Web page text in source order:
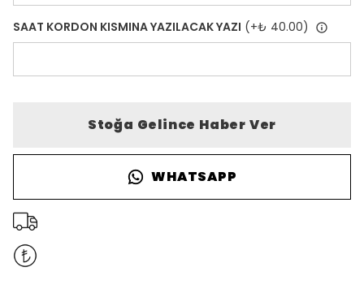
SAAT KORDON KISMINA YAZILACAK YAZI (+₺ 40.00)
Stoğa Gelince Haber Ver
WHATSAPP